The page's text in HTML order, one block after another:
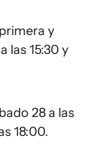
y
las 15:30 y
28 a las
18:00.